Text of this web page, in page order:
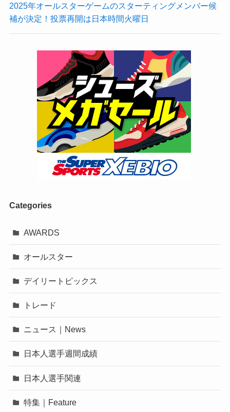
2025年オールスターゲームのスターティングメンバー候
補が決定！投票再開は日本時間火曜日
Categories
AWARDS
オールスター
デイリートピックス
トレード
ニュース｜News
日本人選手週間成績
日本人選手関連
特集｜Feature